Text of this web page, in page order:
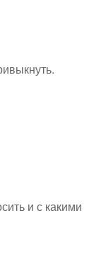
и с какими